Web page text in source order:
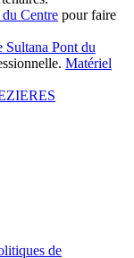
Centre pour faire
Sultana Pont du
Matériel
de